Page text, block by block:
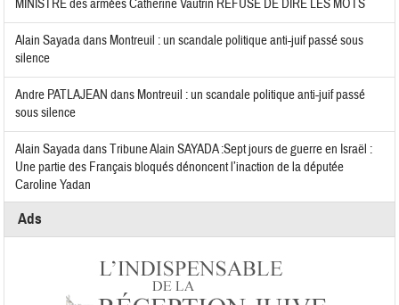
MINISTRE des armées Catherine Vautrin REFUSE DE DIRE LES MOTS
Alain Sayadadans Montreuil : un scandale politique anti-juif passé sous
silence
Andre PATLAJEAN dans Montreuil : un scandale politique anti-juif passé
sous silence
Alain SayadadansTribune Alain SAYADA :Sept jours de guerre en Israël :
Une partie des Français bloqués dénoncent l’inaction de la députée
Caroline Yadan
Ads